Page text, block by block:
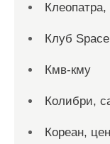
Клуб
Кмв-кму
Колибри,
Кореан,